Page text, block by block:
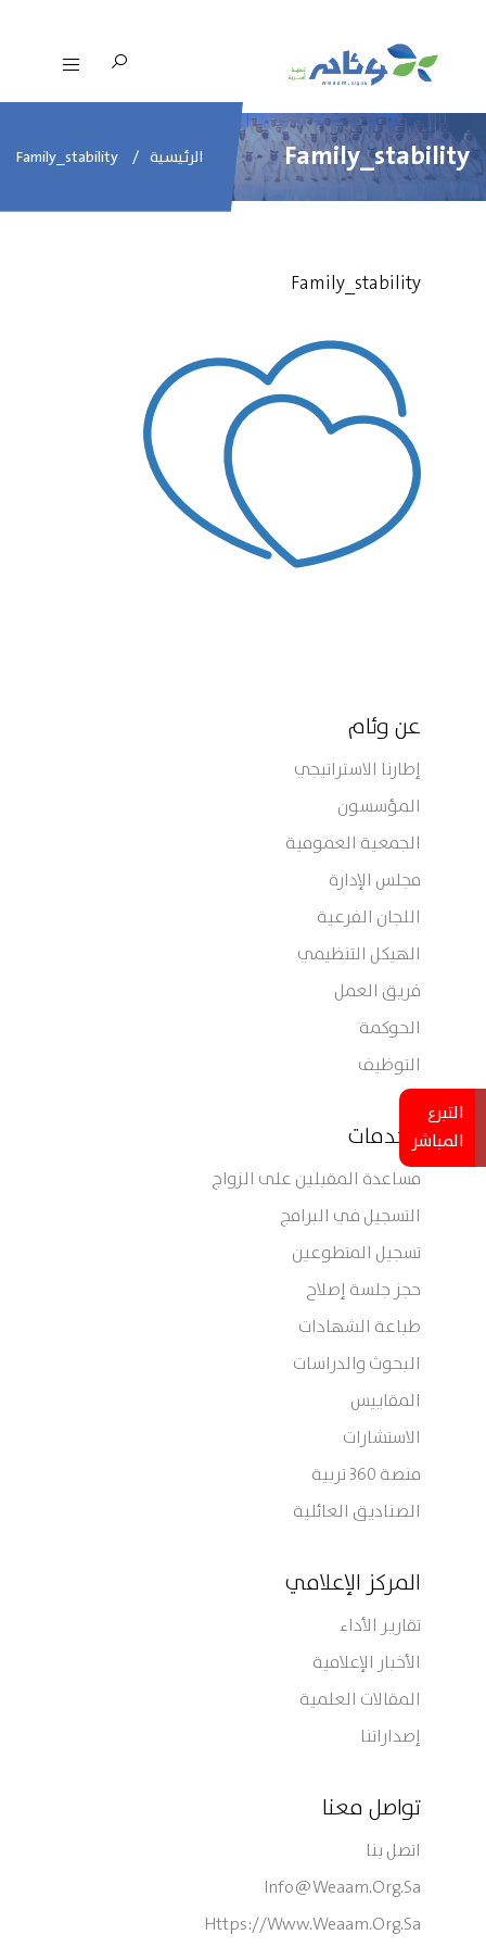
Family_stability الرئيسية Family_stability
Family_stability
عن وئام
إطارنا الاستراتيجي
المؤسسون
الجمعية العمومية
مجلس الإدارة
اللجان الفرعية
الهيكل التنظيمي
فريق العمل
الحوكمة
التوظيف
الخدمات
مساعدة المقبلين على الزواج
التسجيل في البرامج
تسجيل المتطوعين
حجز جلسة إصلاح
طباعة الشهادات
البحوث والدراسات
المقاييس
الاستشارات
منصة 360 تربية
الصناديق العائلية
المركز الإعلامي
تقارير الأداء
الأخبار الإعلامية
المقالات العلمية
إصداراتنا
تواصل معنا
اتصل بنا
Info@weaam.org.sa
Https://www.weaam.org.sa
التبرع
المباشر